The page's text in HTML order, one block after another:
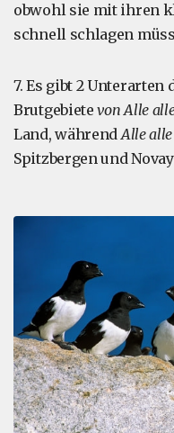
obwohl sie mit ihren
schnell schlagen
7. Es gibt 2 Unterarten
Brutgebietevon Alle
Land, währendAlle
Spitzbergen und